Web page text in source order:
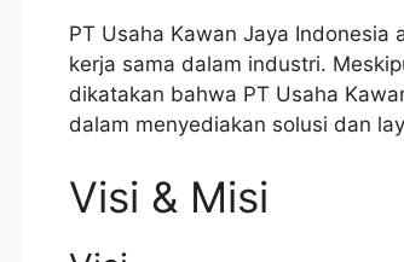
PT Usaha Kawan Jaya
kerja sama dalam industri.
dikatakan bahwa PT Usaha
dalam menyediakan solusi dan
Visi & Misi